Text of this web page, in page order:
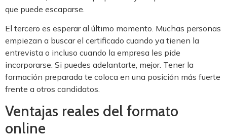
que puede escaparse.
El tercero es esperar al último momento. Muchas personas
empiezan a buscar el certificado cuando ya tienen la
entrevista o incluso cuando la empresa les pide
incorporarse. Si puedes adelantarte, mejor. Tener la
formación preparada te coloca en una posición más fuerte
frente a otros candidatos.
Ventajas reales del formato
online